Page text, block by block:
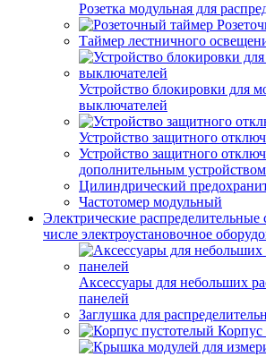
Розетка модульная для
Таймер лестничного
Устройство блокировки для
выключателей
Устройство защитного
Устройство защитного
дополнительным устройством
Цилиндрический
Частотомер модульный
Электрические
числе электроустановочное
Аксессуары для небольших
панелей
Заглушка для
Корпус